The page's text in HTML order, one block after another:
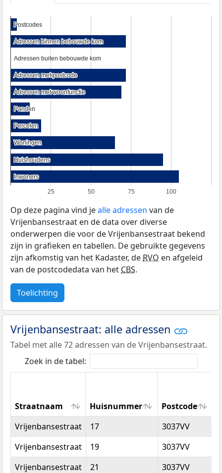
25 50 75 100
Postcodes
Postcodes
Adressen binnen bebouwde kom
Adressen binnen bebouwde kom
Adressen buiten bebouwde kom
Adressen buiten bebouwde kom
Adressen met postcode
Adressen met postcode
Adressen met woonfunctie
Adressen met woonfunctie
Panden
Panden
Percelen
Percelen
Woningen
Woningen
Huishoudens
Huishoudens
Inwoners
Inwoners
Op deze pagina vind jealle adressen van de
Vrijenbansestraat en de data over diverse
onderwerpen die voor de Vrijenbansestraat bekend
zijn in grafieken en tabellen. De gebruikte gegevens
zijn afkomstig van het Kadaster, deRVO en afgeleid
van de postcodedata van hetCBS.
Toelichting
Vrijenbansestraat: alle adressen
Tabel met alle 72 adressen van de Vrijenbansestraat.
Zoek in de tabel:
Straatnaam Huisnummer Postcode
Straatnaam
Huisnummer Postcode
Vrijenbansestraat 17 3037VV
Vrijenbansestraat
19 3037VV
Vrijenbansestraat
21 3037VV